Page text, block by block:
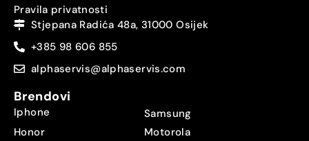
Pravila privatnosti
Stjepana Radića 48a, 31000 Osijek
+385 98 606 855
alphaservis@alphaservis.com
Brendovi
Iphone
Samsung
Honor
Motorola